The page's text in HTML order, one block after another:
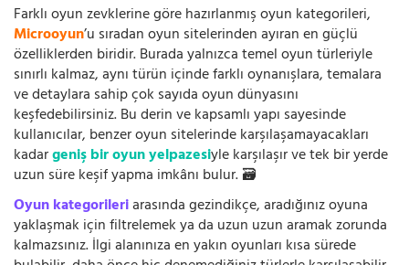
Farklı oyun zevklerine göre hazırlanmış oyun kategorileri,
Microoyun’u sıradan oyun sitelerinden ayıran en güçlü
özelliklerden biridir. Burada yalnızca temel oyun türleriyle
sınırlı kalmaz, aynı türün içinde farklı oynanışlara, temalara
ve detaylara sahip çok sayıda oyun dünyasını
keşfedebilirsiniz. Bu derin ve kapsamlı yapı sayesinde
kullanıcılar, benzer oyun sitelerinde karşılaşamayacakları
kadargeniş bir oyun yelpazesiyle karşılaşır ve tek bir yerde
uzun süre keşif yapma imkânı bulur. 🗃️
Oyun kategorileriarasında gezindikçe, aradığınız oyuna
yaklaşmak için filtrelemek ya da uzun uzun aramak zorunda
kalmazsınız. İlgi alanınıza en yakın oyunları kısa sürede